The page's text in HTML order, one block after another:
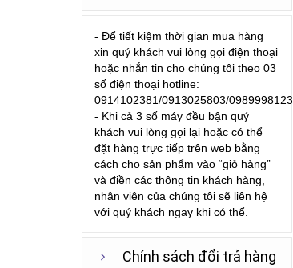
- Để tiết kiệm thời gian mua hàng
xin quý khách vui lòng gọi điện thoại
hoặc nhắn tin cho chúng tôi theo 03
số điện thoại hotline:
0914102381/0913025803/0989998123
- Khi cả 3 số máy đều bận quý
khách vui lòng gọi lại hoặc có thể
đặt hàng trực tiếp trên web bằng
cách cho sản phẩm vào “giỏ hàng”
và điền các thông tin khách hàng,
nhân viên của chúng tôi sẽ liên hệ
với quý khách ngay khi có thể.
Chính sách đổi trả hàng